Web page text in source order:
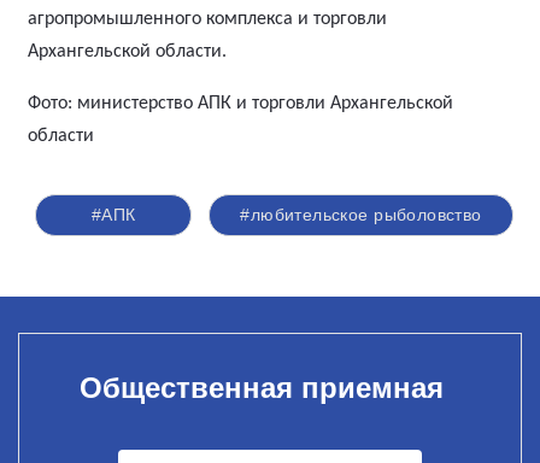
агропромышленного комплекса и торговли
Архангельской области.
Фото: министерство АПК и торговли Архангельской
области
#АПК #любительское рыболовство
Общественная приемная